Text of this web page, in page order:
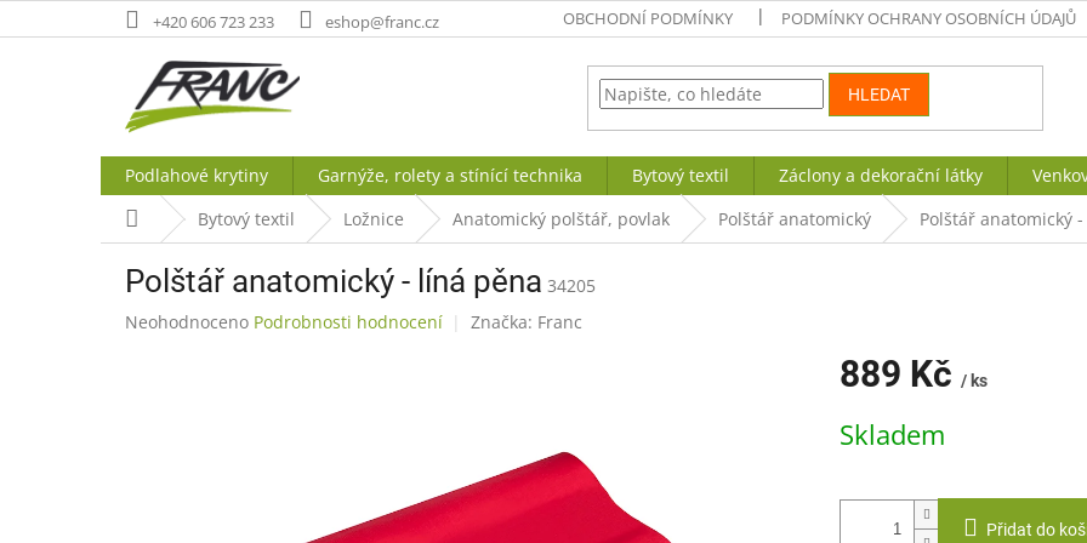
na
+420 606 723 233 eshop@franc.cz OBCHODNÍ PODMÍNKY PODMÍNKY OCHRANY OSOBNÍCH ÚDAJŮ
HLEDAT
Podlahové krytiny Garnýže, rolety a stínící technika Bytový textil Záclony a dekorační látky
Domů Bytový textil Ložnice Anatomický polštář, povlak Polštář anatomický Polštář anatomický
Polštář anatomický - líná pěna 34205
Průměrné
Neohodnoceno Podrobnosti hodnocení Značka: Franc
889 Kč / ks
cena:
Skladem
Přidat do